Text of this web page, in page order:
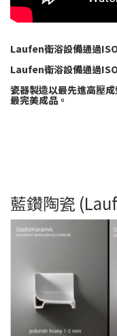
Laufen衛浴設備通過
Laufen衛浴設備通過
瓷器製造以最先進高壓
最完美成品。
藍鑽陶瓷